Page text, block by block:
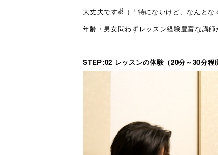
大丈夫です✌（「特にないけど、なんとな
年齢・男女問わずレッスン経験豊富な講師
STEP:02 レッスンの体験（20分～30分程